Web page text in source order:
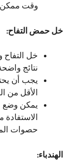
وقت
خل حمض التفاح:
خل التفاح
نتائج
يجب أن
الأقل من
يمكن وضع
حصوات
الهندباء: